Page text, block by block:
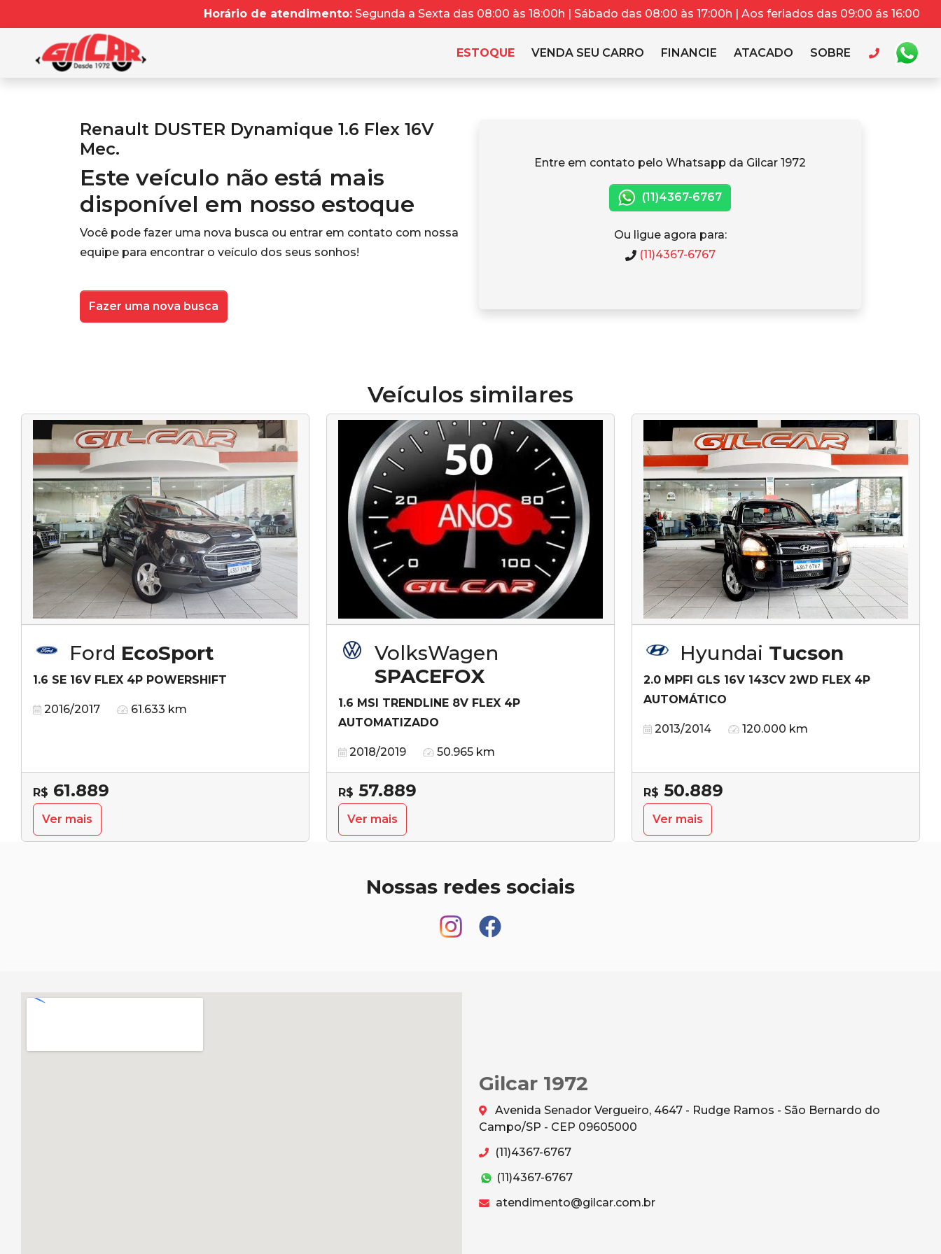
Horário de atendimento: Segunda a Sexta das 08:00 às 18:00h | Sábado das 08:00 às 17:00h | Aos feriados das 09:00 ás 16:00
ESTOQUE VENDA SEU CARRO FINANCIE ATACADO SOBRE
Renault DUSTER Dynamique 1.6 Flex 16V
Mec.
Este veículo não está mais
disponível em nosso estoque
Você pode fazer uma nova busca ou entrar em contato com nossa
equipe para encontrar o veículo dos seus sonhos!
Fazer uma nova busca
Entre em contato pelo Whatsapp da Gilcar 1972
(11)4367-6767
Ou ligue agora para:
(11)4367-6767
Veículos similares
Ford EcoSport
1.6 SE 16V FLEX 4P POWERSHIFT
2016/2017 61.633 km
R$ 61.889
Ver mais
VolksWagen
SPACEFOX
1.6 MSI TRENDLINE 8V FLEX 4P
AUTOMATIZADO
2018/2019 50.965 km
R$ 57.889
Ver mais
Hyundai Tucson
2.0 MPFI GLS 16V 143CV 2WD FLEX 4P
AUTOMÁTICO
2013/2014 120.000 km
R$ 50.889
Ver mais
Nossas redes sociais
Gilcar 1972
Avenida Senador Vergueiro, 4647 - Rudge Ramos - São Bernardo do
Campo/SP - CEP 09605000
(11)4367-6767
(11)4367-6767
atendimento@gilcar.com.br